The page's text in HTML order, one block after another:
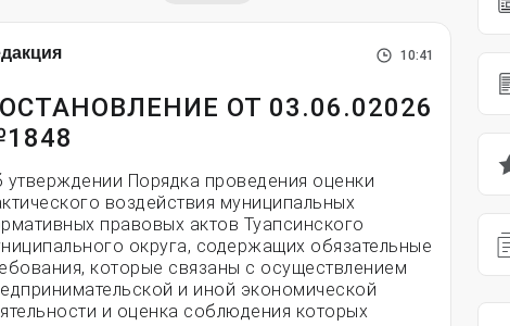
10:41
ОТ 03.06.02026
утверждении Порядка проведения оценки
воздействия муниципальных
правовых актов Туапсинского
округа, содержащих обязательные
которые связаны с осуществлением
и иной экономической
и оценка соблюдения которых